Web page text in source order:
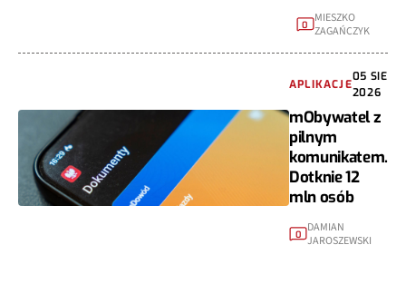
0 MIESZKO
ZAGAŃCZYK
APLIKACJE
05 SIE
2026
mObywatel z
pilnym
komunikatem.
Dotknie 12
mln osób
0
DAMIAN
JAROSZEWSKI